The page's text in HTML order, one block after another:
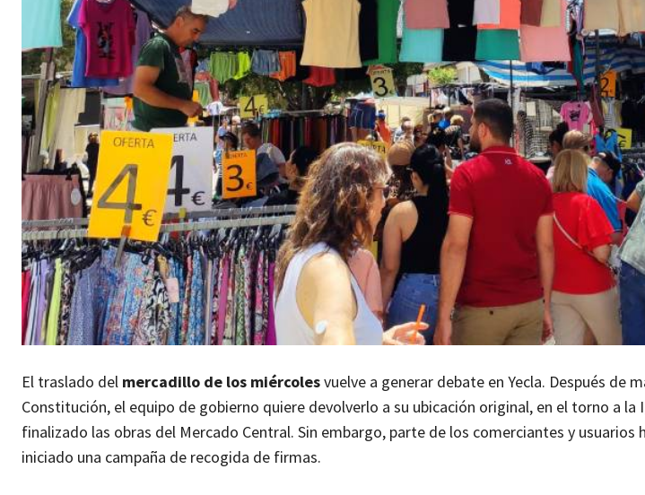
El traslado del mercadillo de los miércolesvuelve a generar debate en Yecla. Después de
Constitución, el equipo de gobierno quiere devolverlo a su ubicación original, en el torno a la
finalizado las obras del Mercado Central. Sin embargo, parte de los comerciantes y usuarios
iniciado una campaña de recogida de firmas.